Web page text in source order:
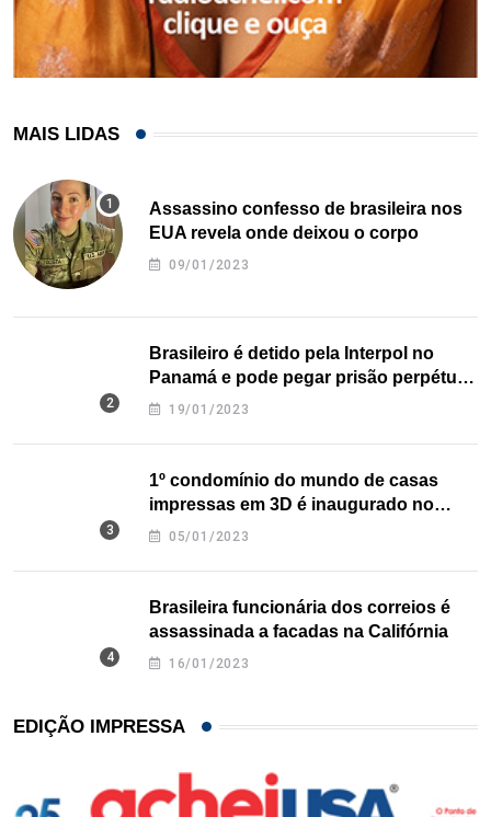
MAIS LIDAS
Assassino confesso de brasileira nos
EUA revela onde deixou o corpo
09/01/2023
Brasileiro é detido pela Interpol no
Panamá e pode pegar prisão perpétua
nos EUA
19/01/2023
1º condomínio do mundo de casas
impressas em 3D é inaugurado no
Texas
05/01/2023
Brasileira funcionária dos correios é
assassinada a facadas na Califórnia
16/01/2023
EDIÇÃO IMPRESSA